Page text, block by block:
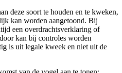
deze soort te houden en te kweken,
kan worden aangetoond. Bij
een overdrachtsverklaring of
kan bij controles worden
is uit legale kweek en niet uit de